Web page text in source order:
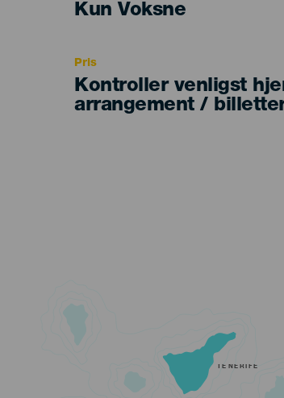
Edad
Kun Voksne
Pris
Kontroller venligst
arrangement /
TENERIFE